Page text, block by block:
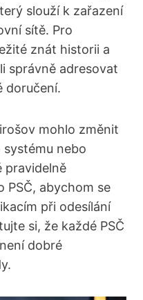
slouží k zařazení
sítě. Pro
znát historii a
správně adresovat
doručení.
mohlo změnit
nebo
pravidelně
PSČ, abychom se
při odesílání
si, že každé PSČ
dobré